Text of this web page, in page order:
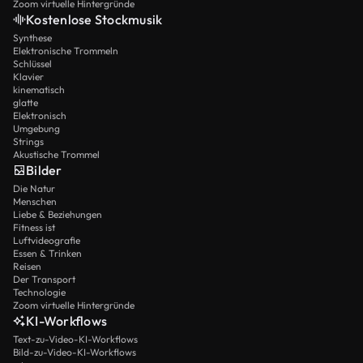
Zoom virtuelle Hintergründe
Kostenlose Stockmusik
Synthese
Elektronische Trommeln
Schlüssel
Klavier
kinematisch
glatte
Elektronisch
Umgebung
Strings
Akustische Trommel
Bilder
Die Natur
Menschen
Liebe & Beziehungen
Fitness ist
Luftvideografie
Essen & Trinken
Reisen
Der Transport
Technologie
Zoom virtuelle Hintergründe
KI-Workflows
Text-zu-Video-KI-Workflows
Bild-zu-Video-KI-Workflows